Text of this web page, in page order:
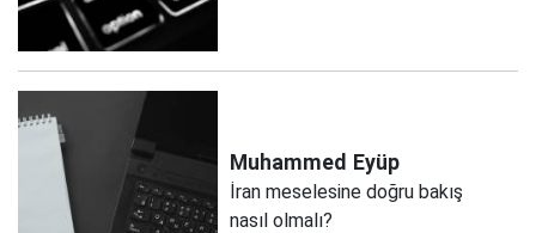
Muhammed Eyüp
İran meselesine doğru bakış
nasıl olmalı?